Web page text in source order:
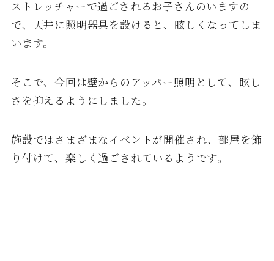
ストレッチャーで過ごされるお子さんのいますの
で、天井に照明器具を設けると、眩しくなってしま
います。
そこで、今回は壁からのアッパー照明として、眩し
さを抑えるようにしました。
施設ではさまざまなイベントが開催され、部屋を飾
り付けて、楽しく過ごされているようです。